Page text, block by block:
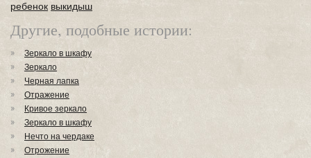
ребенок выкидыш
Другие, подобные истории:
Зеркало в шкафу
Зеркало
Черная лапка
Отражение
Кривое зеркало
Зеркало в шкафу
Нечто на чердаке
Отрожение